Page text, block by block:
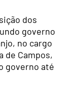
dos
governo
no cargo
de Campos,
governo até